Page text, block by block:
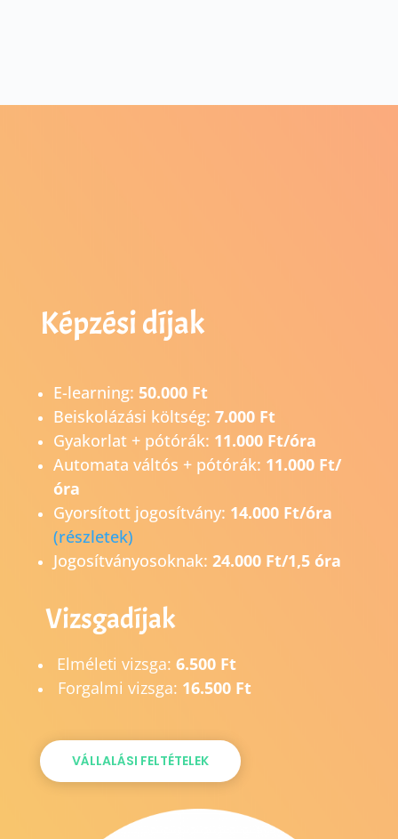
Képzési díjak
E-learning: 50.000 Ft
Beiskolázási költség: 7.000 Ft
Gyakorlat + pótórák: 11.000 Ft/óra
Automata váltós + pótórák: 11.000 Ft/
óra
Gyorsított jogosítvány: 14.000 Ft/óra
(részletek)
Jogosítványosoknak: 24.000 Ft/1,5 óra
Vizsgadíjak
Elméleti vizsga: 6.500 Ft
Forgalmi vizsga: 16.500 Ft
VÁLLALÁSI FELTÉTELEK